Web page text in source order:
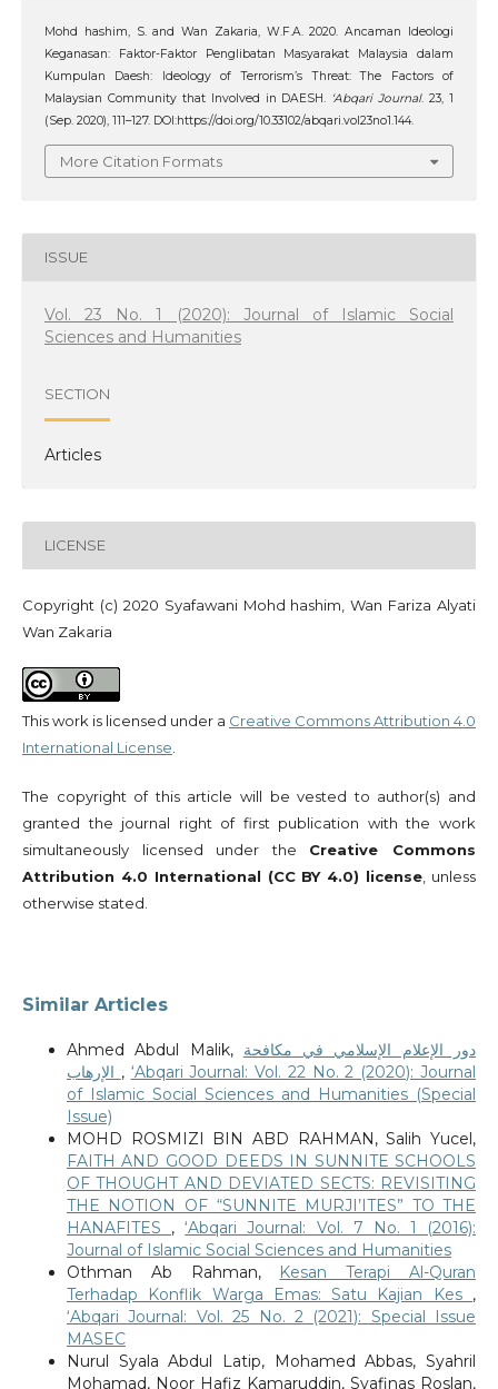
Mohd hashim, S. and Wan Zakaria, W.F.A. 2020. Ancaman Ideologi
Keganasan: Faktor-Faktor Penglibatan Masyarakat Malaysia dalam
Kumpulan Daesh: Ideology of Terrorism’s Threat: The Factors of
Malaysian Community that Involved in DAESH. ‘Abqari Journal. 23, 1
(Sep. 2020), 111–127. DOI:https://doi.org/10.33102/abqari.vol23no1.144.
More Citation Formats
ISSUE
Vol. 23 No. 1 (2020): Journal of Islamic Social
Sciences and Humanities
SECTION
Articles
LICENSE
Copyright (c) 2020 Syafawani Mohd hashim, Wan Fariza Alyati
Wan Zakaria
This work is licensed under a Creative Commons Attribution 4.0
International License
The copyright of this article will be vested to author(s) and
granted the journal right of first publication with the work
simultaneously licensed under the Creative Commons
Attribution 4.0 International (CC BY 4.0) license , unless
otherwise stated.
Similar Articles
Ahmed Abdul Malik, دور الإعلام الإسلامي في مكافحة
, ‘Abqari Journal: Vol. 22 No. 2 (2020): Journal
of Islamic Social Sciences and Humanities (Special
Issue)
MOHD ROSMIZI BIN ABD RAHMAN, Salih Yucel,
FAITH AND GOOD DEEDS IN SUNNITE SCHOOLS
OF THOUGHT AND DEVIATED SECTS: REVISITING
THE NOTION OF “SUNNITE MURJI’ITES” TO THE
HANAFITES ,‘Abqari Journal: Vol. 7 No. 1 (2016):
Journal of Islamic Social Sciences and Humanities
Othman Ab Rahman, Kesan Terapi Al-Quran
Terhadap Konflik Warga Emas: Satu Kajian Kes ,
‘Abqari Journal: Vol. 25 No. 2 (2021): Special Issue
MASEC
Nurul Syala Abdul Latip, Mohamed Abbas, Syahril
Mohamad, Noor Hafiz Kamaruddin, Syafinas Roslan,